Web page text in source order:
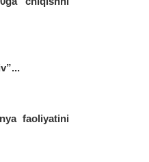
faoliyatini